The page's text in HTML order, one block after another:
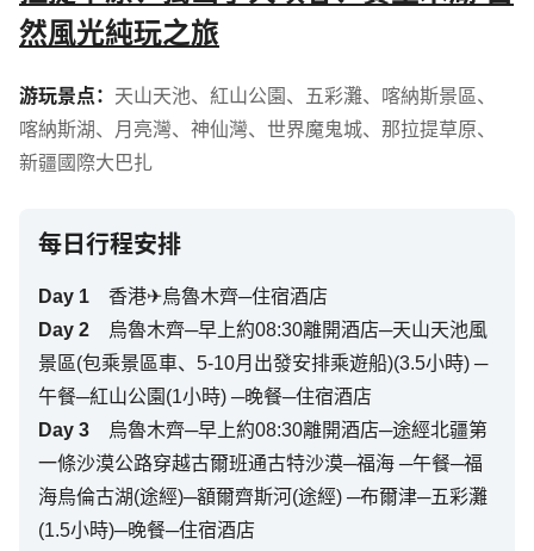
然風光純玩之旅
游玩景点： 天山天池、 紅山公園 、 五彩灘、 喀納斯景區、
喀納斯湖、 月亮灣、 神仙灣、 世界魔鬼城、 那拉提草原、
新疆國際大巴扎
每日行程安排
Day 1
香港✈烏魯木齊─住宿酒店
Day 2
烏魯木齊─早上約08:30離開酒店─天山天池風
景區(包乘景區車、5-10月出發安排乘遊船)(3.5小時) ─
午餐─紅山公園(1小時) ─晚餐─住宿酒店
Day 3
烏魯木齊─早上約08:30離開酒店─途經北疆第
一條沙漠公路穿越古爾班通古特沙漠─福海 ─午餐─福
海烏倫古湖(途經)─額爾齊斯河(途經) ─布爾津─五彩灘
(1.5小時)─晚餐─住宿酒店